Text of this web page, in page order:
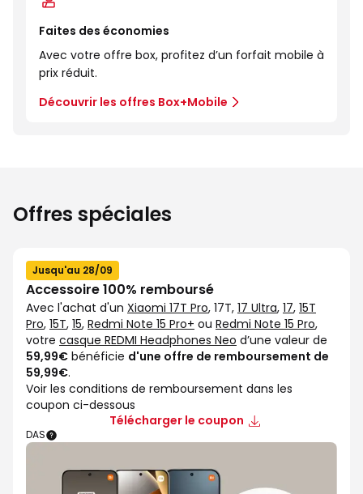
Faites des économies
Avec votre offre box, profitez d’un forfait mobile à
prix réduit.
Découvrir les offres Box+Mobile
Offres spéciales
Jusqu'au 28/09
Accessoire 100% remboursé
Avec l'achat d'un Xiaomi 17T Pro, 17T, 17 Ultra, 17, 15T
Pro, 15T, 15, Redmi Note 15 Pro+ ou Redmi Note 15 Pro,
votre casque REDMI Headphones Neo d’une valeur de
59,99€ bénéficie d'une offre de remboursement de
59,99€.
Voir les conditions de remboursement dans les
coupon ci-dessous
Télécharger le coupon
DAS